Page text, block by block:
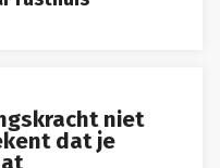
niet
dat je